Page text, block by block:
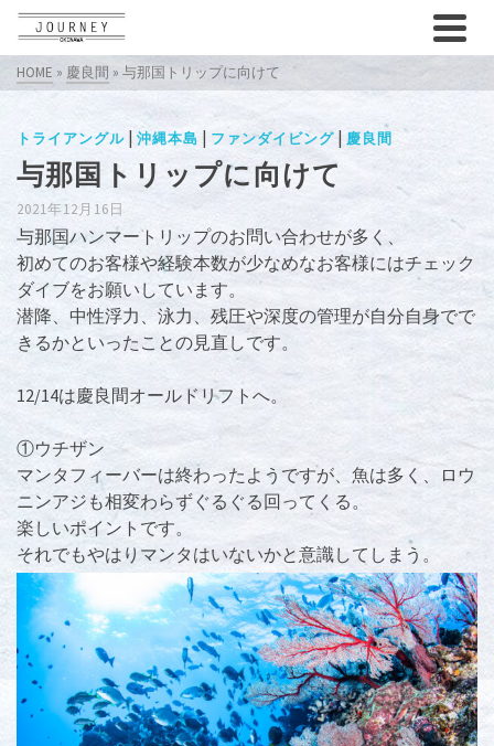
HOME » 慶良間 » 与那国トリップに向けて
トライアングル | 沖縄本島 | ファンダイビング | 慶良間
与那国トリップに向けて
2021年12月16日
与那国ハンマートリップのお問い合わせが多く、
初めてのお客様や経験本数が少なめなお客様にはチェック
ダイブをお願いしています。
潜降、中性浮力、泳力、残圧や深度の管理が自分自身でで
きるかといったことの見直しです。
12/14は慶良間オールドリフトへ。
①ウチザン
マンタフィーバーは終わったようですが、魚は多く、ロウ
ニンアジも相変わらずぐるぐる回ってくる。
楽しいポイントです。
それでもやはりマンタはいないかと意識してしまう。